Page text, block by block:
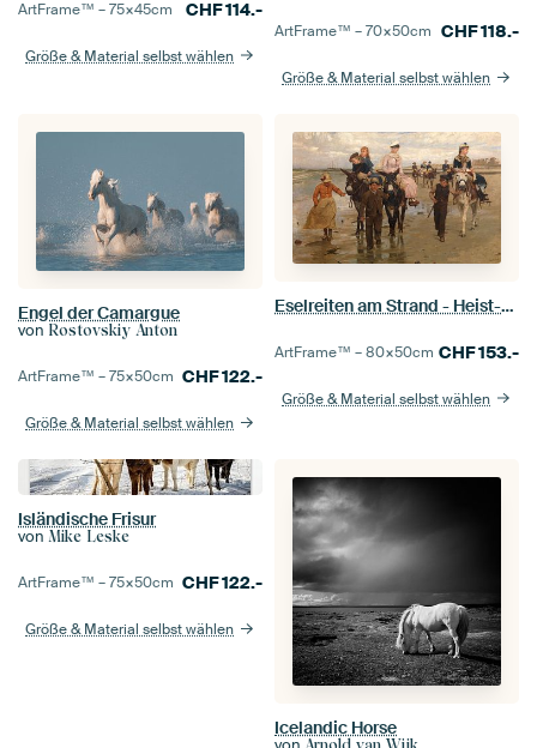
ArtFrame™ –75×45cm CHF114.-
Größe & Material selbst wählen
ArtFrame™ –70×50cm CHF118.-
Größe & Material selbst wählen
Engel der Camargue
von Rostovskiy Anton
ArtFrame™ –75×50cm CHF122.-
Größe & Material selbst wählen
Eselreiten am Strand - Heist-aan-Zee, Jan Verhas
ArtFrame™ –80×50cm CHF153.-
Größe & Material selbst wählen
Isländische Frisur
von Mike Leske
ArtFrame™ –75×50cm CHF122.-
Größe & Material selbst wählen
Icelandic Horse